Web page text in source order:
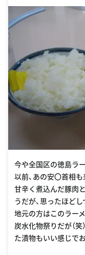
/
今や全国区の徳島ラ
以前、あの安〇首相も
甘辛く煮込んだ豚肉
うだが、思ったほど
地元の方はこのラー
炭水化物祭りだが（
た漬物もいい感じで